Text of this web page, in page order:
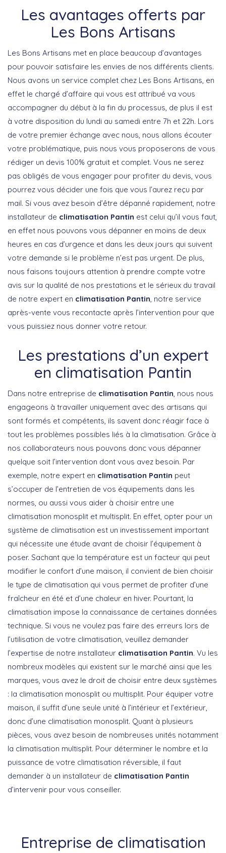
Les avantages offerts par
Les Bons Artisans
Les Bons Artisans met en place beaucoup d’avantages
pour pouvoir satisfaire les envies de nos différents clients.
Nous avons un service complet chez Les Bons Artisans, en
effet le chargé d’affaire qui vous est attribué va vous
accompagner du début à la fin du processus, de plus il est
à votre disposition du lundi au samedi entre 7h et 22h. Lors
de votre premier échange avec nous, nous allons écouter
votre problématique, puis nous vous proposerons de vous
rédiger un devis 100% gratuit et complet. Vous ne serez
pas obligés de vous engager pour profiter du devis, vous
pourrez vous décider une fois que vous l’aurez reçu par
mail. Si vous avez besoin d’être dépanné rapidement, notre
installateur de climatisation Pantin est celui qu’il vous faut,
en effet nous pouvons vous dépanner en moins de deux
heures en cas d’urgence et dans les deux jours qui suivent
votre demande si le problème n’est pas urgent. De plus,
nous faisons toujours attention à prendre compte votre
avis sur la qualité de nos prestations et le sérieux du travail
de notre expert en climatisation Pantin , notre service
après-vente vous recontacte après l’intervention pour que
vous puissiez nous donner votre retour.
Les prestations d’un expert
en climatisation Pantin
Dans notre entreprise de climatisation Pantin , nous nous
engageons à travailler uniquement avec des artisans qui
sont formés et compétents, ils savent donc réagir face à
tout les problèmes possibles liés à la climatisation. Grâce à
nos collaborateurs nous pouvons donc vous dépanner
quelque soit l’intervention dont vous avez besoin. Par
exemple, notre expert en climatisation Pantin peut
s’occuper de l’entretien de vos équipements dans les
normes, ou aussi vous aider à choisir entre une
climatisation monosplit et multisplit. En effet, opter pour un
système de climatisation est un investissement important
qui nécessite une étude avant de choisir l’équipement à
poser. Sachant que la température est un facteur qui peut
modifier le confort d’une maison, il convient de bien choisir
le type de climatisation qui vous permet de profiter d’une
fraîcheur en été et d’une chaleur en hiver. Pourtant, la
climatisation impose la connaissance de certaines données
technique. Si vous ne voulez pas faire des erreurs lors de
l’utilisation de votre climatisation, veuillez demander
l’expertise de notre installateur climatisation Pantin. Vu les
nombreux modèles qui existent sur le marché ainsi que les
marques, vous avez le droit de choisir entre deux systèmes
: la climatisation monosplit ou multisplit. Pour équiper votre
maison, il suffit d’une seule unité à l’intérieur et l’extérieur,
donc d’une climatisation monosplit. Quant à plusieurs
pièces, vous avez besoin de nombreuses unités notamment
la climatisation multisplit. Pour déterminer le nombre et la
puissance de votre climatisation réversible, il faut
demander à un installateur de climatisation Pantin
d’intervenir pour vous conseiller.
Entreprise de climatisation